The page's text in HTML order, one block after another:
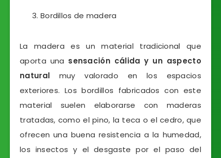
Bordillos de madera
La madera es un material tradicional que
aporta una sensación cálida y un aspecto
natural muy valorado en los espacios
exteriores. Los bordillos fabricados con este
material suelen elaborarse con maderas
tratadas, como el pino, la teca o el cedro, que
ofrecen una buena resistencia a la humedad,
los insectos y el desgaste por el paso del